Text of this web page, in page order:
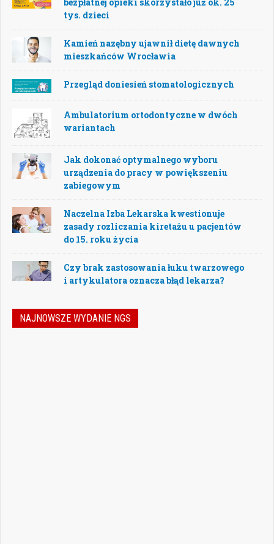
tys. dzieci
Kamień nazębny ujawnił dietę dawnych
mieszkańców Wrocławia
Przegląd doniesień stomatologicznych
Ambulatorium ortodontyczne w dwóch
wariantach
Jak dokonać optymalnego wyboru
urządzenia do pracy w powiększeniu
zabiegowym
Naczelna Izba Lekarska kwestionuje
zasady rozliczania kiretażu u pacjentów
do 15. roku życia
Czy brak zastosowania łuku twarzowego
i artykulatora oznacza błąd lekarza?
NAJNOWSZE WYDANIE NGS